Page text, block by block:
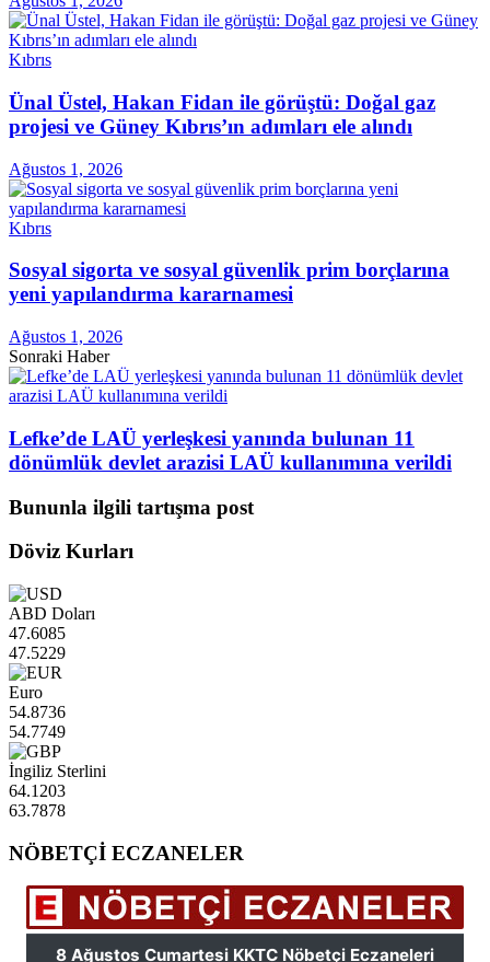
Kıbrıs
Ünal Üstel, Hakan Fidan ile görüştü: Doğal gaz
projesi ve Güney Kıbrıs’ın adımları ele alındı
Ağustos 1, 2026
Kıbrıs
Sosyal sigorta ve sosyal güvenlik prim borçlarına
yeni yapılandırma kararnamesi
Ağustos 1, 2026
Sonraki Haber
Lefke’de LAÜ yerleşkesi yanında bulunan 11
dönümlük devlet arazisi LAÜ kullanımına verildi
Bununla ilgili tartışma post
Döviz Kurları
ABD Doları
47.6085
47.5229
Euro
54.8736
54.7749
İngiliz Sterlini
64.1203
63.7878
NÖBETÇİ ECZANELER